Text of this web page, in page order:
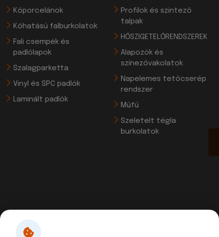
Kőporcelánok
Kőhatású falburkolatok
Fali csempék és
padlólapok
Szalagparketta
Vinyl és SPC padlók
Laminált padlók
Profilok és szintező
talpak
HŐSZIGETELŐRENDSZEREK
Alapozók és
színezővakolatok
Napelemes tetőcserép
rendszer
Műfű
Szeletelt tégla
burkolatok